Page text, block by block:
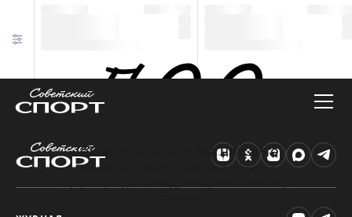
Техническая ошибка на сайте
Произошла ошибка. Чтобы найти нужную